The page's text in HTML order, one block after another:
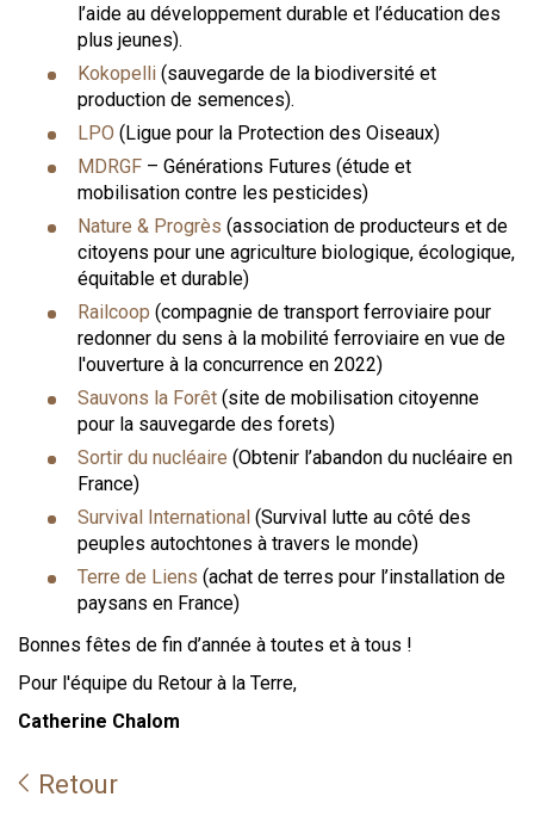
l’aide au développement durable et l’éducation des
plus jeunes).
Kokopelli (sauvegarde de la biodiversité et
production de semences).
LPO (Ligue pour la Protection des Oiseaux)
MDRGF – Générations Futures (étude et
mobilisation contre les pesticides)
Nature & Progrès (association de producteurs et de
citoyens pour une agriculture biologique, écologique,
équitable et durable)
Railcoop (compagnie de transport ferroviaire pour
redonner du sens à la mobilité ferroviaire en vue de
l'ouverture à la concurrence en 2022)
Sauvons la Forêt (site de mobilisation citoyenne
pour la sauvegarde des forets)
Sortir du nucléaire (Obtenir l’abandon du nucléaire en
France)
Survival International (Survival lutte au côté des
peuples autochtones à travers le monde)
Terre de Liens (achat de terres pour l’installation de
paysans en France)
Bonnes fêtes de fin d’année à toutes et à tous !
Pour l'équipe du Retour à la Terre,
Catherine Chalom
Retour